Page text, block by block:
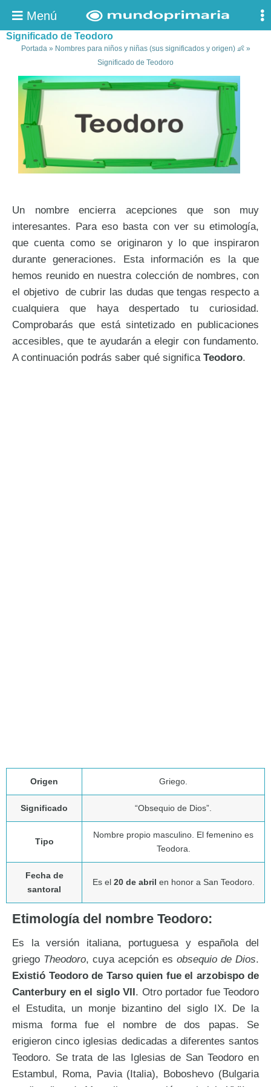
Menú
Significado de Teodoro
Portada» Nombres para niños y niñas (sus significados y origen) 👶»
Significado de Teodoro
Un nombre encierra acepciones que son muy
interesantes. Para eso basta con ver su etimología,
que cuenta como se originaron y lo que inspiraron
durante generaciones. Esta información es la que
hemos reunido en nuestra colección de nombres, con
el objetivo de cubrir las dudas que tengas respecto a
cualquiera que haya despertado tu curiosidad.
Comprobarás que está sintetizado en publicaciones
accesibles, que te ayudarán a elegir con fundamento.
A continuación podrás saber qué significa Teodoro.
Origen Griego.
Significado “Obsequio de Dios”.
Tipo
Nombre propio masculino. El femenino es
Teodora.
Fecha de
santoral
Es el 20 de abril en honor a San Teodoro.
Etimología del nombre Teodoro:
Es la versión italiana, portuguesa y española del
griego Theodoro, cuya acepción es obsequio de Dios.
Existió Teodoro de Tarso quien fue el arzobispo de
Canterbury en el siglo VII. Otro portador fue Teodoro
el Estudita, un monje bizantino del siglo IX. De la
misma forma fue el nombre de dos papas. Se
erigieron cinco iglesias dedicadas a diferentes santos
Teodoro. Se trata de las Iglesias de San Teodoro en
Estambul, Roma, Pavia (Italia), Boboshevo (Bulgaria